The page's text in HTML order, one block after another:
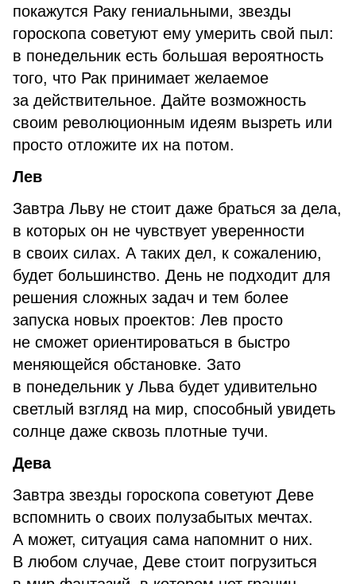
покажутся Раку гениальными, звезды
гороскопа советуют ему умерить свой пыл:
в понедельник есть большая вероятность
того, что Рак принимает желаемое
за действительное. Дайте возможность
своим революционным идеям вызреть или
просто отложите их на потом.
Лев
Завтра Льву не стоит даже браться за дела,
в которых он не чувствует уверенности
в своих силах. А таких дел, к сожалению,
будет большинство. День не подходит для
решения сложных задач и тем более
запуска новых проектов: Лев просто
не сможет ориентироваться в быстро
меняющейся обстановке. Зато
в понедельник у Льва будет удивительно
светлый взгляд на мир, способный увидеть
солнце даже сквозь плотные тучи.
Дева
Завтра звезды гороскопа советуют Деве
вспомнить о своих полузабытых мечтах.
А может, ситуация сама напомнит о них.
В любом случае, Деве стоит погрузиться